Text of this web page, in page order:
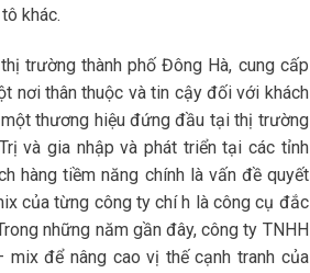
khác.
trường thành phố Đông Hà, cung cấp
nơi thân thuộc và tin cậy đối với khách
thương hiệu đứng đầu tại thị trường
và gia nhập và phát triển tại các tỉnh
hàng tiềm năng chính là vấn đề quyết
của từng công ty chí h là công cụ đắc
những năm gần đây, công ty TNHH
để nâng cao vị thế cạnh tranh của